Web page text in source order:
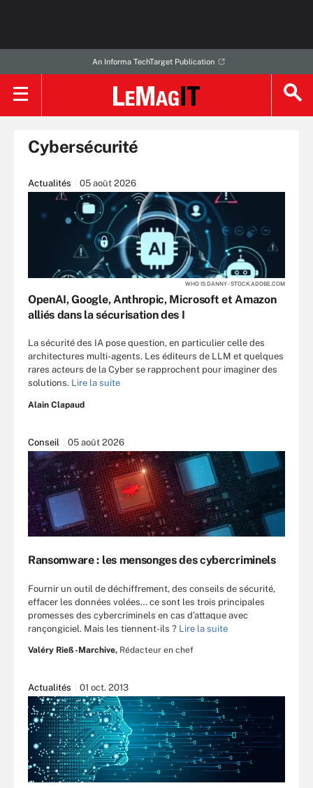
An Informa TechTarget Publication
Cybersécurité
Actualités 05 août 2026
WHO IS DANNY - STOCK.ADOBE.COM
OpenAI, Google, Anthropic, Microsoft et Amazon
alliés dans la sécurisation des I
La sécurité des IA pose question, en particulier celle des
architectures multi-agents. Les éditeurs de LLM et quelques
rares acteurs de la Cyber se rapprochent pour imaginer des
solutions. Lire la suite
Alain Clapaud
Conseil 05 août 2026
Ransomware : les mensonges des cybercriminels
Fournir un outil de déchiffrement, des conseils de sécurité,
effacer les données volées… ce sont les trois principales
promesses des cybercriminels en cas d’attaque avec
rançongiciel. Mais les tiennent-ils ? Lire la suite
Valéry Rieß-Marchive, Rédacteur en chef
Actualités 01 oct. 2013